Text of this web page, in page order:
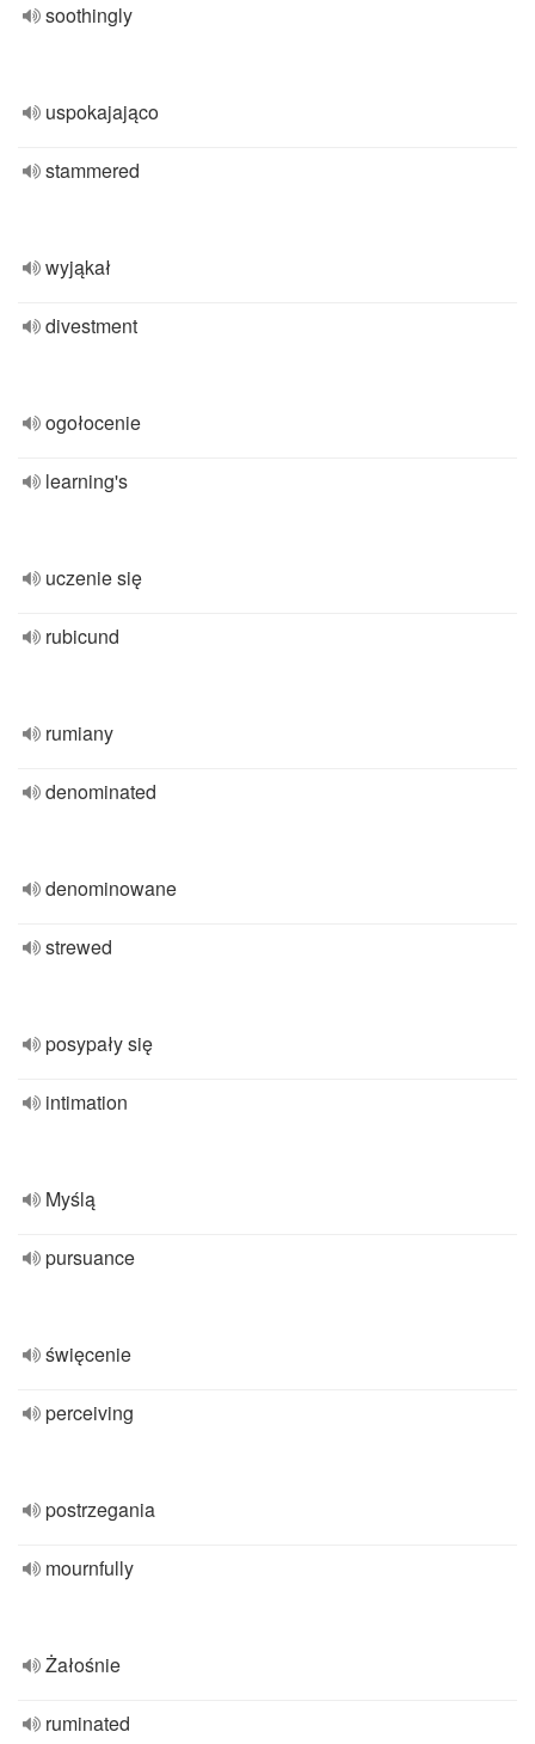
soothingly
uspokajająco
stammered
wyjąkał
divestment
ogołocenie
learning's
uczenie się
rubicund
rumiany
denominated
denominowane
strewed
posypały się
intimation
Myślą
pursuance
święcenie
perceiving
postrzegania
mournfully
Żałośnie
ruminated